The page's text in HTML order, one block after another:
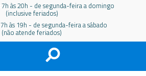
7h às 20h - de segunda-feira a domingo
(inclusive feriados)
7h às 19h - de segunda-feira a sábado
(não atende feriados)